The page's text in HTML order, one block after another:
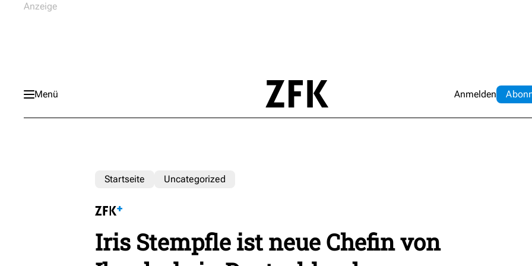
Menü Anmelden Abo
Startseite Uncategorized
Iris Stempfle ist neue Chefin von